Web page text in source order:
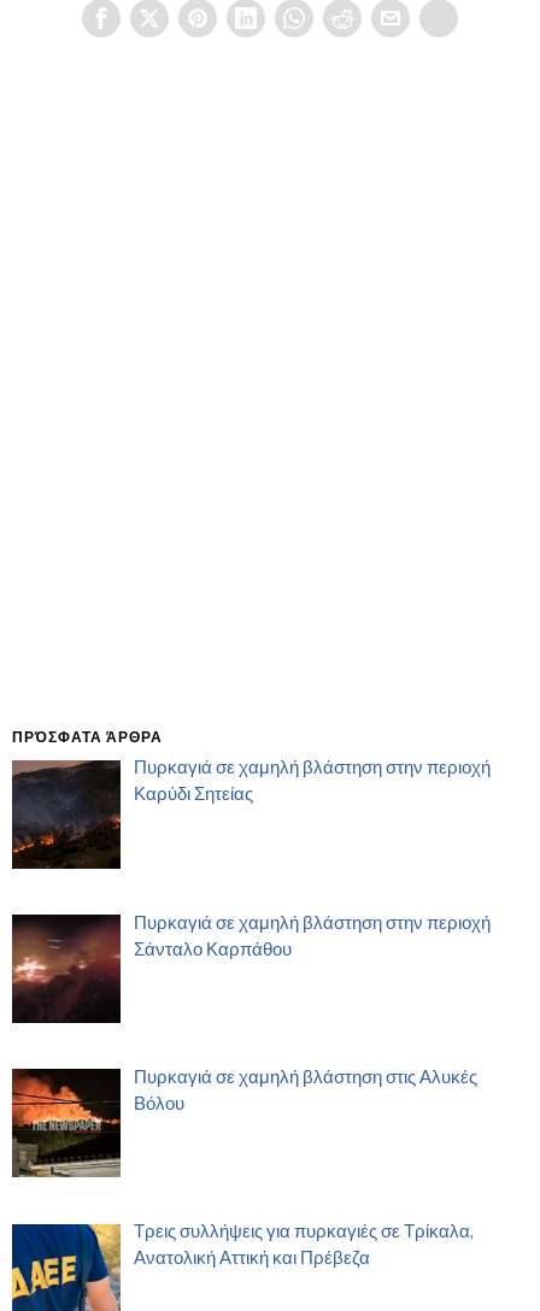
ΠΡΌΣΦΑΤΑ ΆΡΘΡΑ
Πυρκαγιά σε χαμηλή βλάστηση στην περιοχή
Καρύδι Σητείας
Πυρκαγιά σε χαμηλή βλάστηση στην περιοχή
Σάνταλο Καρπάθου
Πυρκαγιά σε χαμηλή βλάστηση στις Αλυκές
Βόλου
Τρεις συλλήψεις για πυρκαγιές σε Τρίκαλα,
Ανατολική Αττική και Πρέβεζα